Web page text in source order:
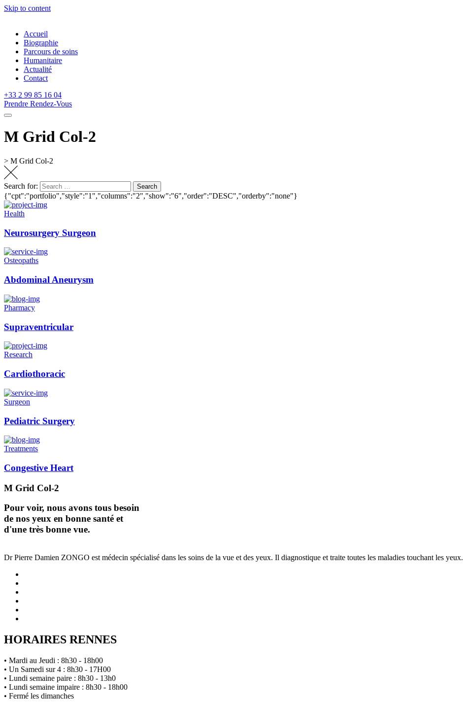
Skip to content
Accueil
Biographie
Parcours de soins
Humanitaire
Actualité
Contact
+33 2 99 85 16 04
Prendre Rendez-Vous
M Grid Col-2
> M Grid Col-2
Search for: Search
{"cpt":"portfolio","style":"1","columns":"2","show":"6","order":"DESC","orderby":"none"}
Health
Neurosurgery Surgeon
Osteopaths
Abdominal Aneurysm
Pharmacy
Supraventricular
Research
Cardiothoracic
Surgeon
Pediatric Surgery
Treatments
Congestive Heart
M Grid Col-2
Pour voir, nous avons tous besoin
de nos yeux en bonne santé et
d'une très bonne vue.
Dr Pierre Damien ZONGO est médecin spécialisé dans les soins de la vue et des yeux. Il diagnostique et traite toutes les maladies touchant les yeux.
HORAIRES RENNES
• Mardi au Jeudi : 8h30 - 18h00
• Un Samedi sur 4 : 8h30 - 17H00
• Lundi semaine paire : 8h30 - 13h0
• Lundi semaine impaire : 8h30 - 18h00
• Fermé les dimanches